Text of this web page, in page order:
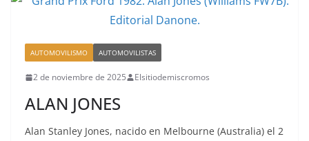
AUTOMOVILISMO AUTOMOVILISTAS
2 de noviembre de 2025 Elsitiodemiscromos
ALAN JONES
Alan Stanley Jones, nacido en Melbourne (Australia) el 2